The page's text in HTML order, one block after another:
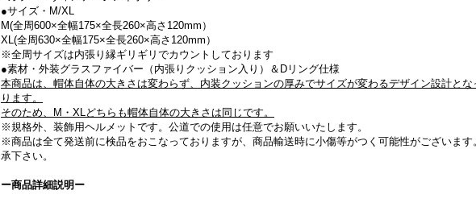
●サイズ・M/XL
M(全周600×全幅175×全長260×高さ120mm）
XL(全周630×全幅175×全長260×高さ120mm）
※全周サイズは内張り縁ギリギリでカウントしております
●素材・外装グラスファイバー（内張りクッション入り）＆Dリング仕様
本商品は、帽体自体の大きさは変わらず、内装クッションの厚みでサイズが変わるデザイン設計とな
ります。
そのため、M・XLどちらも帽体自体の大きさは同じです。
※規格外、装飾用ヘルメットです。公道での使用は任意でお願いいたします。
※商品は全て発送前に検品をおこなっておりますが、商品輸送時に小傷等がつく可能性がございます
承下さい。
ー商品詳細説明ー